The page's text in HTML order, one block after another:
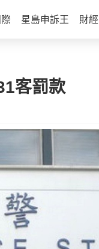
際 星島申訴王 財經
客罰款